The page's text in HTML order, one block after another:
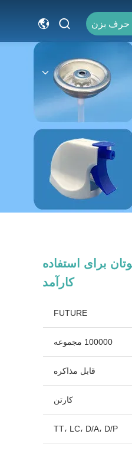
حرف بزن
برای استفاده
کارآمد
FUTURE
100000 مجموعه
قابل مذاکره
کارتن
TT، LC، D/A، D/P